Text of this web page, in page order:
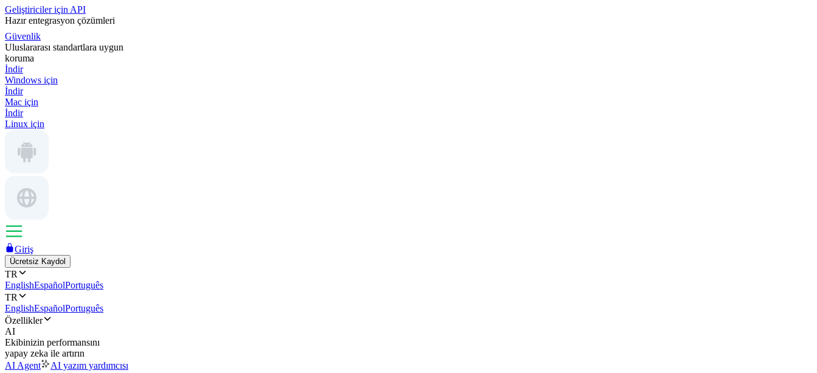
Geliştiriciler için API
Hazır entegrasyon çözümleri
Güvenlik
Uluslararası standartlara uygun
koruma
İndir
Windows için
İndir
Mac için
İndir
Linux için
Giriş
Ücretsiz Kaydol
TR
EnglishEspañolPortuguês
TR
EnglishEspañolPortuguês
Özellikler
AI
Ekibinizin performansını
yapay zeka ile artırın
AI Agent
AI yazım yardımcısı